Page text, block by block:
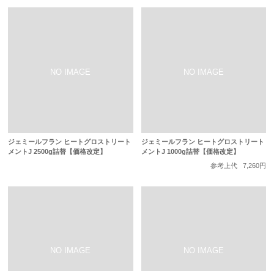
ジェミールフラン ヒートグロストリート
メントJ 2500g詰替【価格改定】
ジェミールフラン ヒートグロストリート
メントJ 1000g詰替【価格改定】
参考上代
7,260円